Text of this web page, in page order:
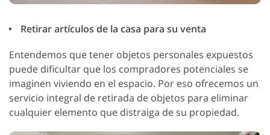
Retirar artículos de la casa para su venta
Entendemos que tener objetos personales expuestos
puede dificultar que los compradores potenciales se
imaginen viviendo en el espacio. Por eso ofrecemos un
servicio integral de retirada de objetos para eliminar
cualquier elemento que distraiga de su propiedad.